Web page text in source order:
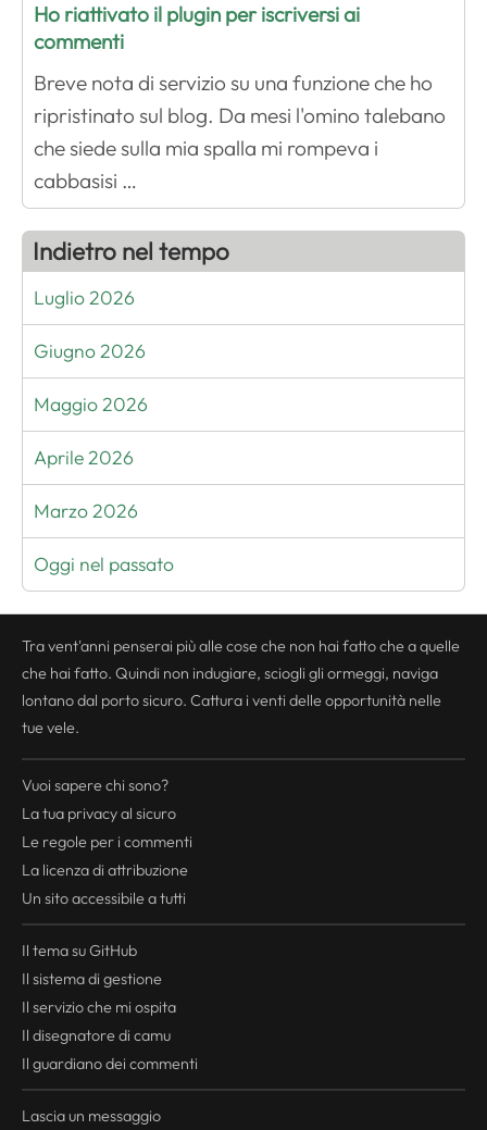
Ho riattivato il plugin per iscriversi ai
commenti
Breve nota di servizio su una funzione che ho
ripristinato sul blog. Da mesi l'omino talebano
che siede sulla mia spalla mi rompeva i
cabbasisi …
Indietro nel tempo
Luglio 2026
Giugno 2026
Maggio 2026
Aprile 2026
Marzo 2026
Oggi nel passato
Tra vent'anni penserai più alle cose che non hai fatto che a quelle
che hai fatto. Quindi non indugiare, sciogli gli ormeggi, naviga
lontano dal porto sicuro. Cattura i venti delle opportunità nelle
tue vele.
Vuoi sapere chi sono?
La tua privacyal sicuro
Le regole per i commenti
La licenza di attribuzione
Un sito accessibile a tutti
Il tema su GitHub
Il sistema di gestione
Il servizio che mi ospita
Il disegnatore di camu
Il guardiano dei commenti
Lascia un messaggio